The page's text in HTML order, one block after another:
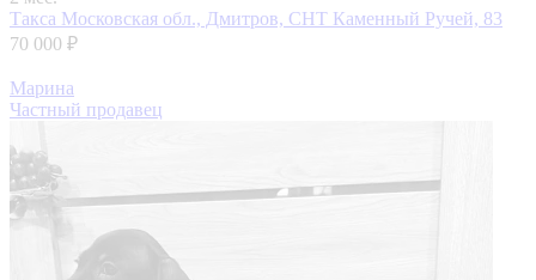
Такса Московская обл., Дмитров, СНТ Каменный Ручей, 83
70 000 ₽
Марина
Частный продавец